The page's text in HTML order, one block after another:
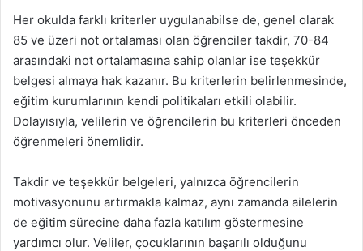
Her okulda farklı kriterler uygulanabilse de, genel olarak
85 ve üzeri not ortalaması olan öğrenciler takdir, 70-84
arasındaki not ortalamasına sahip olanlar ise teşekkür
belgesi almaya hak kazanır. Bu kriterlerin belirlenmesinde,
eğitim kurumlarının kendi politikaları etkili olabilir.
Dolayısıyla, velilerin ve öğrencilerin bu kriterleri önceden
öğrenmeleri önemlidir.
Takdir ve teşekkür belgeleri, yalnızca öğrencilerin
motivasyonunu artırmakla kalmaz, aynı zamanda ailelerin
de eğitim sürecine daha fazla katılım göstermesine
yardımcı olur. Veliler, çocuklarının başarılı olduğunu